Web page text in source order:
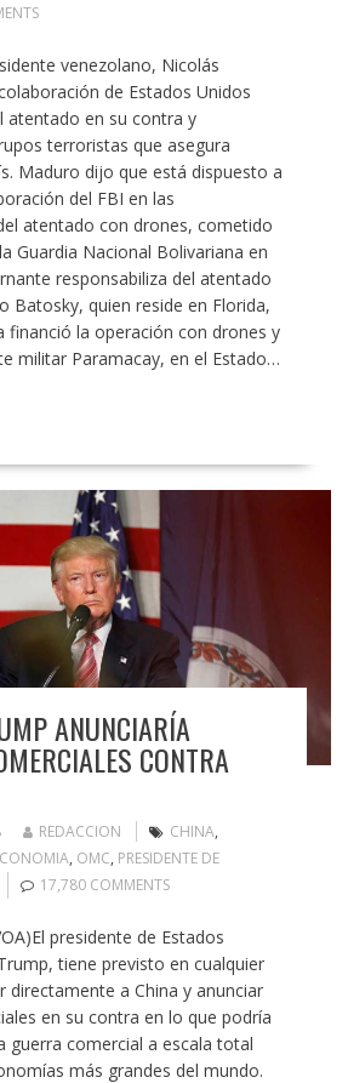
venezolano, Nicolás
de Estados Unidos
atentado en su contra y
terroristas que asegura
Maduro dijo que está dispuesto a
del FBI en las
atentado con drones, cometido
Guardia Nacional Bolivariana en
responsabiliza del atentado
Batosky, quien reside en Florida,
financió la operación con drones y
militar Paramacay, en el Estado…
ANUNCIARÍA
CONTRA
REDACCION CHINA,
, OMC, PRESIDENTE DE
17,780 COMMENTS
presidente de Estados
tiene previsto en cualquier
a China y anunciar
en su contra en lo que podría
guerra comercial a escala total
más grandes del mundo.